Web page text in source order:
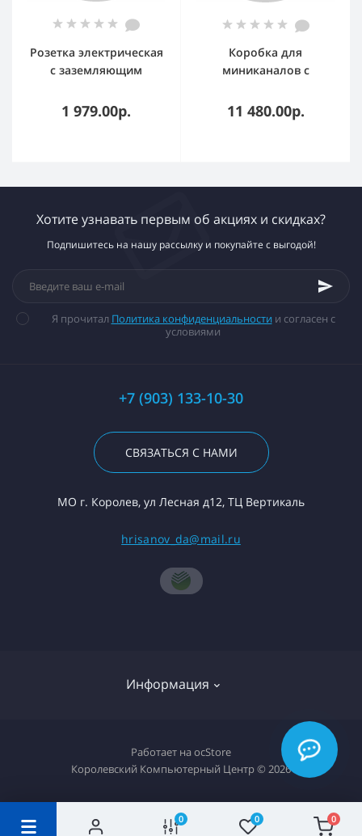
0 0 0
Розетка электрическая
с заземляющим
под углом 45гр
(красный) 200010 SPL
1 979.00р.
Коробка для
миниканалов с
10002
11 480.00р.
Хотите узнавать первым об акциях и скидках?
Подпишитесь на нашу рассылку и покупайте с выгодой!
Я прочитал Политика конфиденциальности и согласен с
условиями
+7 (903) 133-10-30
СВЯЗАТЬСЯ С НАМИ
МО г. Королев, ул Лесная д12, ТЦ Вертикаль
hrisanov_da@mail.ru
Информация
О компании
Доставка товара
Политика конфиденциальности
Гарантия
Работает на ocStore
Королевский Компьютерный Центр © 2026